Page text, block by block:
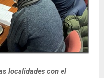
localidades con el